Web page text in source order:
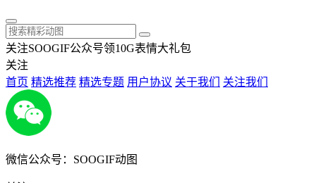
关注SOOGIF公众号领10G表情大礼包
关注
首页 精选推荐 精选专题 用户协议 关于我们 关注我们
微信公众号：SOOGIF动图